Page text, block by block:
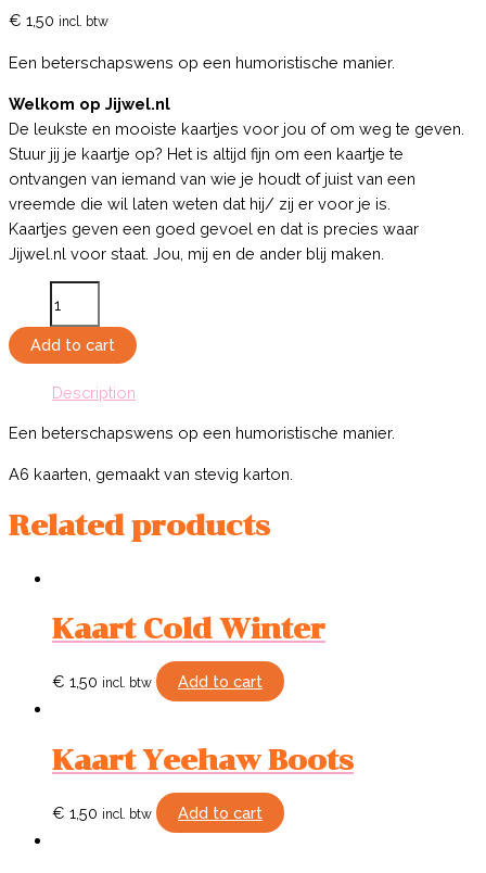
€ 1,50 incl. btw
Een beterschapswens op een humoristische manier.
Welkom op Jijwel.nl
De leukste en mooiste kaartjes voor jou of om weg te geven.
Stuur jij je kaartje op? Het is altijd fijn om een kaartje te
ontvangen van iemand van wie je houdt of juist van een
vreemde die wil laten weten dat hij/ zij er voor je is.
Kaartjes geven een goed gevoel en dat is precies waar
Jijwel.nl voor staat. Jou, mij en de ander blij maken.
Je
Lijf
Tegenzit
Add to cart
Description
Een beterschapswens op een humoristische manier.
A6 kaarten, gemaakt van stevig karton.
Related products
Kaart Cold Winter
€ 1,50 incl. btw Add to cart
Kaart Yeehaw Boots
€ 1,50 incl. btw Add to cart